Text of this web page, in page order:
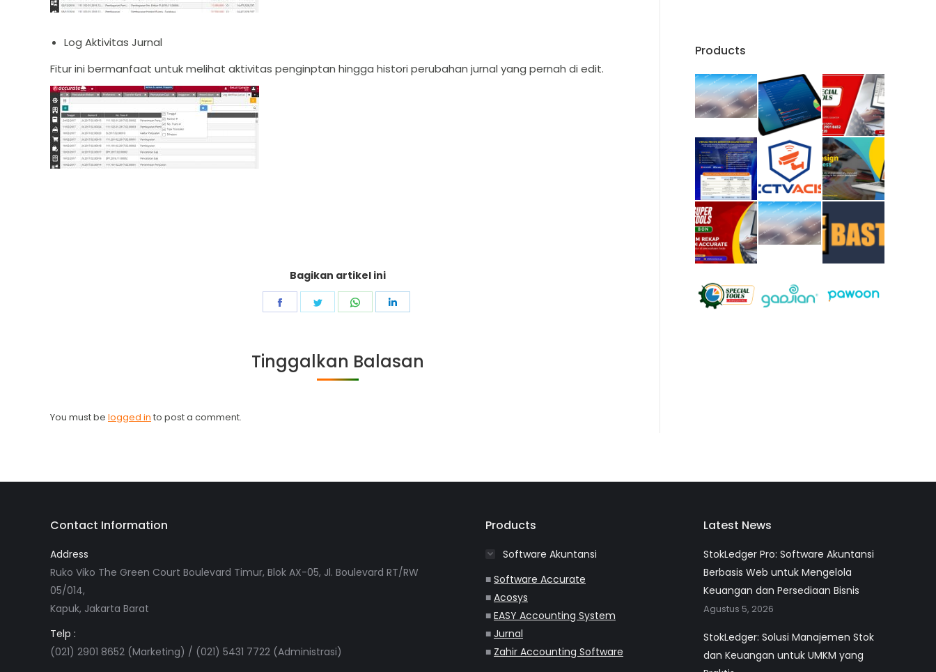
Log Aktivitas Jurnal
Fitur ini bermanfaat untuk melihat aktivitas penginptan hingga histori perubahan jurnal yang pernah di edit.
Bagikan artikel ini
Share
Share
Share
Tinggalkan Balasan
You must be logged in to post a comment.
Products
Contact Information
Address
Ruko Viko The Green Court Boulevard Timur, Blok AX-05, Jl. Boulevard RT/RW
05/014,
Kapuk, Jakarta Barat
Telp :
(021) 2901 8652 (Marketing) / (021) 5431 7722 (Administrasi)
Products
Software Akuntansi
■ Software Accurate
■ Acosys
■ EASY Accounting System
■ Jurnal
■ Zahir Accounting Software
Latest News
StokLedger Pro: Software Akuntansi
Berbasis Web untuk Mengelola
Keuangan dan Persediaan Bisnis
Agustus 5, 2026
StokLedger: Solusi Manajemen Stok
dan Keuangan untuk UMKM yang